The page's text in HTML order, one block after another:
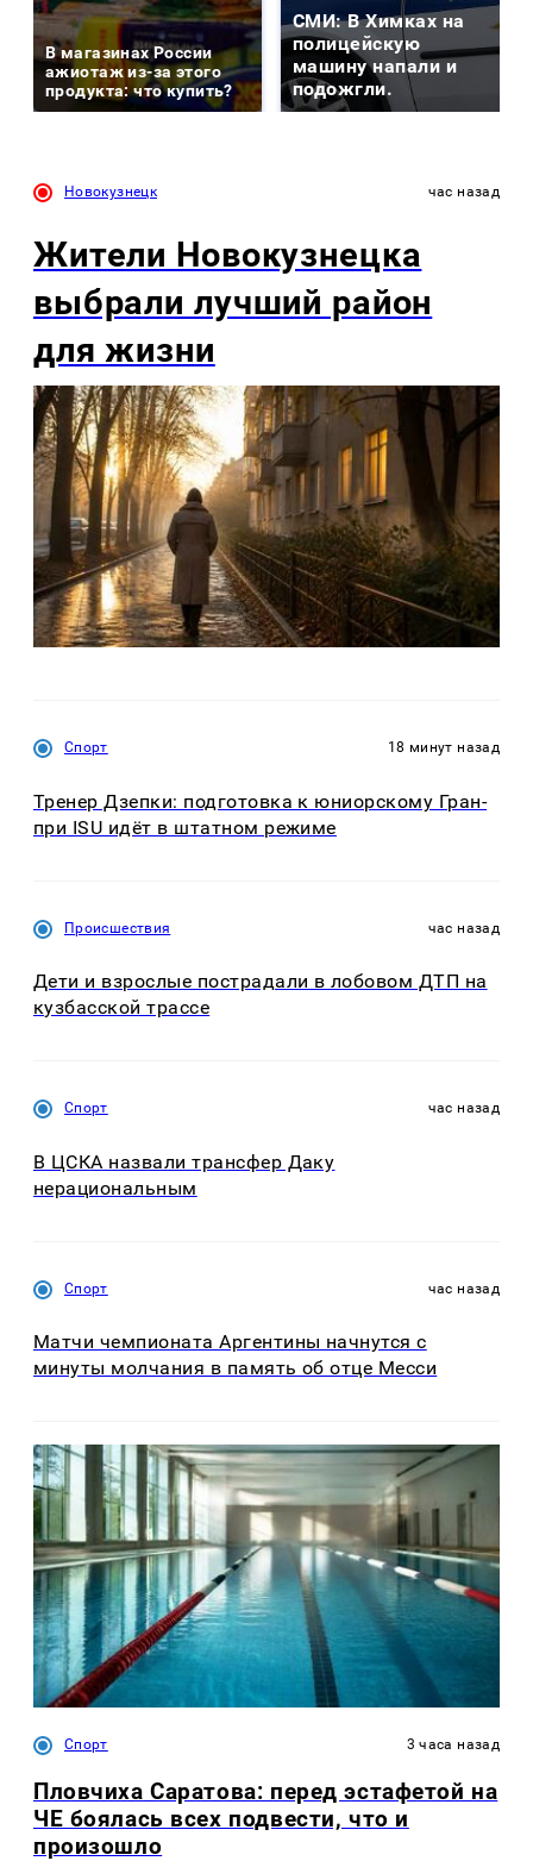
В магазинах России
ажиотаж из-за этого
продукта: что купить?
СМИ: В Химках на
полицейскую
машину напали и
подожгли.
Новокузнецк час назад
Жители Новокузнецка
выбрали лучший район
для жизни
Спорт 18 минут назад
Тренер Дзепки: подготовка к юниорскому Гран-
при ISU идёт в штатном режиме
Происшествия час назад
Дети и взрослые пострадали в лобовом ДТП на
кузбасской трассе
Спорт час назад
В ЦСКА назвали трансфер Даку
нерациональным
Спорт час назад
Матчи чемпионата Аргентины начнутся с
минуты молчания в память об отце Месси
Спорт 3 часа назад
Пловчиха Саратова: перед эстафетой на
ЧЕ боялась всех подвести, что и
произошло